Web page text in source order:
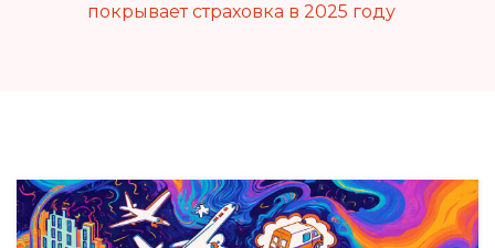
покрывает страховка в 2025 году